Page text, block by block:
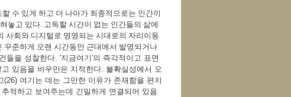
수 있게 하고 더 나아가 최종적으로는 인간끼
놓고 있다. 고독할 시간이 없는 인간들의 삶에
사회와 디지털로 명명되는 시대로의 자리이동
준하게 오랜 시간동안 근대에서 발명되거나
들을 성찰한다. '지금여기'의 즉각적이고 표면
있음을 바우만은 지적한다. 불확실성에서 오
여기는 데는 그만한 이유가 존재함을 편지
적하고 보여주는데 긴밀하게 연결되어 있음